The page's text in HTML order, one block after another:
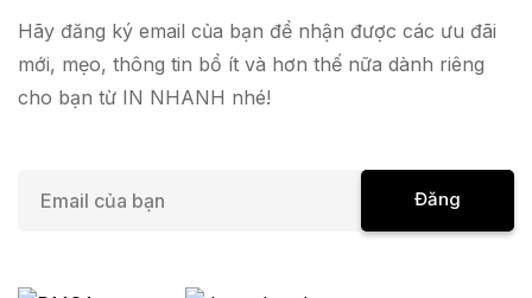
Hãy đăng ký email của bạn để nhận được các ưu đãi
mới, mẹo, thông tin bổ ít và hơn thế nữa dành riêng
cho bạn từ IN NHANH nhé!
i
Đăng